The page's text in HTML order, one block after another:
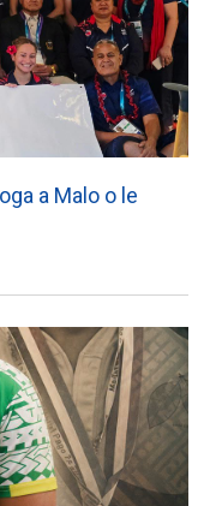
a Malo o le